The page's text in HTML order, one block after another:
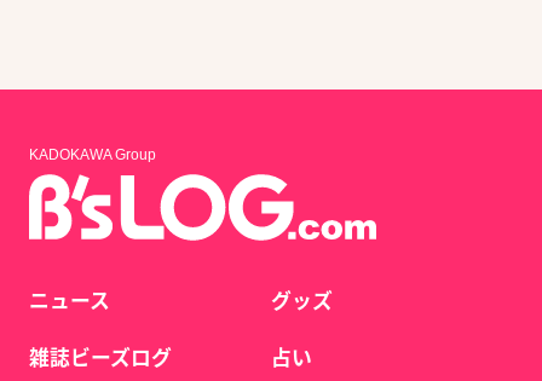
KADOKAWA Group
ニュース
雑誌ビーズログ
グッズ
占い